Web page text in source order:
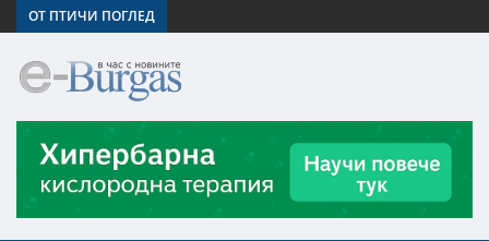
ОТ ПТИЧИ ПОГЛЕД